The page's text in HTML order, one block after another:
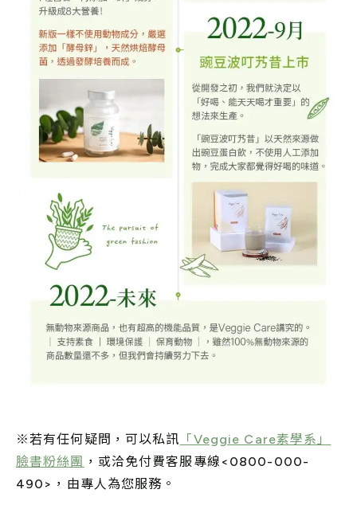
※若有任何疑問，可以私訊 「Veggie Care素學系」
臉書粉絲團 ，或洽免付費客服專線<0800-000-
490>，由專人為您服務。